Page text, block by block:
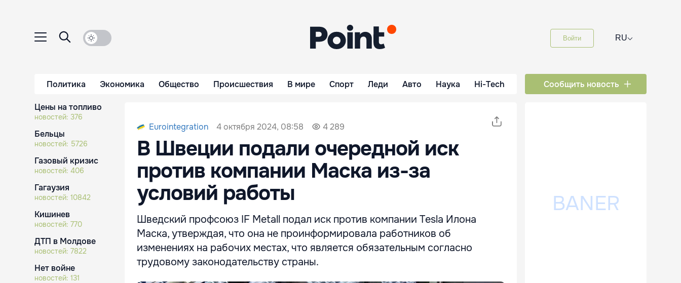
Войти RU⌵
Политика Экономика Общество Происшествия В мире Спорт Леди Авто Наука Hi-Tech Сообщить новость
Цены на топливо
новостей: 376
Бельцы
новостей: 5726
Газовый кризис
новостей: 406
Гагаузия
новостей: 10842
Кишинев
новостей: 770
ДТП в Молдове
новостей: 7822
Нет войне
новостей: 131
Eurointegration 4 октября 2024, 08:58 4 289
В Швеции подали очередной иск
против компании Маска из-за
условий работы
Шведский профсоюз IF Metall подал иск против компании Tesla Илона
Маска, утверждая, что она не проинформировала работников об
изменениях на рабочих местах, что является обязательным согласно
трудовому законодательству страны.